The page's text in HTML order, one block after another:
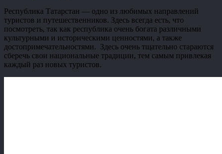
Республика Татарстан — одно из любимых направлений
туристов и путешественников. Здесь всегда есть, что
посмотреть, так как республика очень богата различными
культурными и историческими ценностями, а также
достопримечательностями. Здесь очень тщательно стараются
сберечь свои национальные традиции, тем самым привлекая
каждый раз новых туристов.